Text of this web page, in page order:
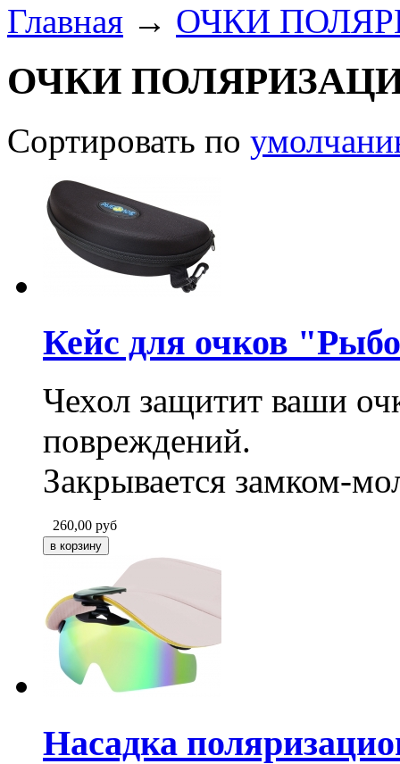
Главная → ОЧКИ
ОЧКИ
Сортировать по
Кейс для очков
Чехол защитит ваши
повреждений.
Закрывается замком-
260,00 руб
Насадка